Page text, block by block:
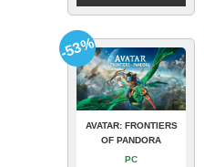
AVATAR: FRONTIERS
OF PANDORA
PC
-53%